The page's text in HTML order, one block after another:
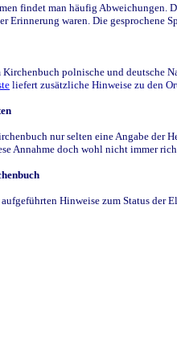
findet man häufig Abweichungen.
Erinnerung waren. Die gesprochene
polnische und deutsche
liefert zusätzliche Hinweise zu den
nur selten eine Angabe der
Annahme doch wohl nicht immer
Hinweise zum Status der